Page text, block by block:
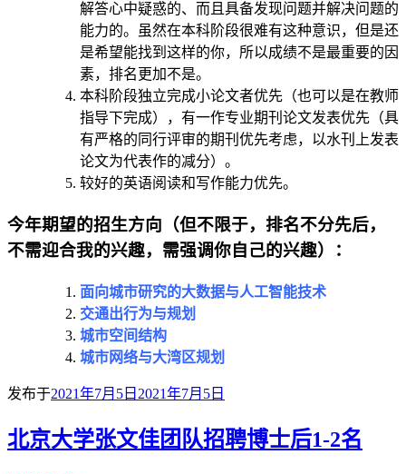
解答心中疑惑的、而且具备发现问题并解决问题的
能力的。虽然在本科阶段很难有这种意识，但是还
是希望能找到这样的你，所以成绩不是最重要的因
素，排名更加不是。
本科阶段独立完成小论文者优先（也可以是在教师
指导下完成），有一作专业期刊论文发表优先（具
有严格的同行评审的期刊优先考虑，以水刊上发表
论文为代表作的减分）。
较好的英语阅读和写作能力优先。
今年期望的招生方向（但不限于，排名不分先后，
不需迎合我的兴趣，需强调你自己的兴趣）：
面向城市研究的大数据与人工智能技术
交通出行为与规划
城市空间结构
城市网络与大湾区规划
发布于2021年7月5日 2021年7月5日
北京大学张文佳团队招聘博士后1-2名